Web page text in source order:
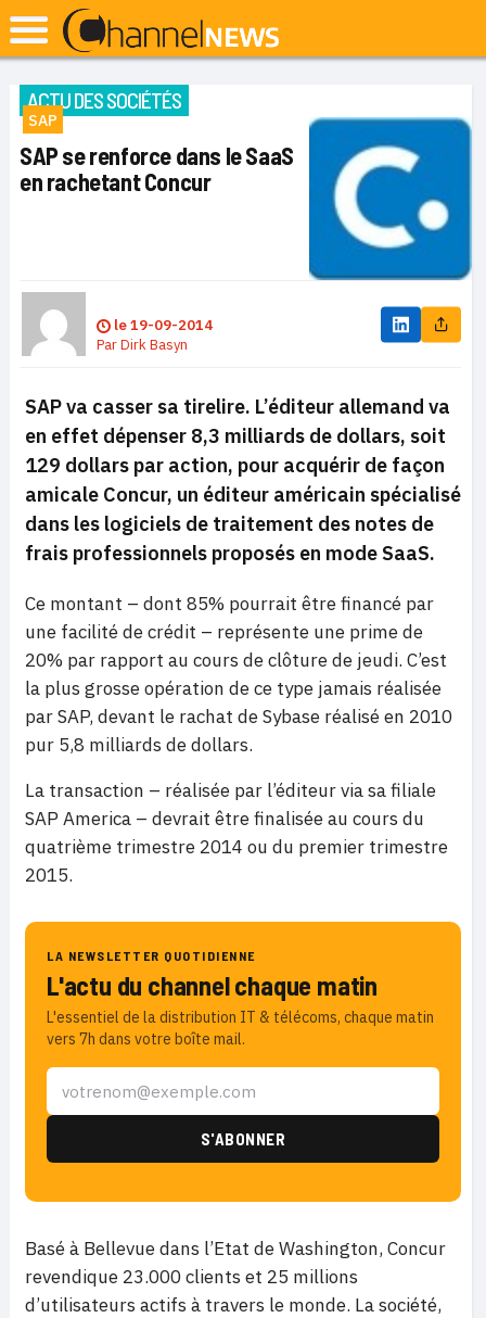
ACTU DES SOCIÉTÉS
SAP
SAP se renforce dans le SaaS
en rachetant Concur
le19-09-2014
ParDirk Basyn
SAP va casser sa tirelire. L’éditeur allemand va
en effet dépenser 8,3 milliards de dollars, soit
129 dollars par action, pour acquérir de façon
amicale Concur, un éditeur américain spécialisé
dans les logiciels de traitement des notes de
frais professionnels proposés en mode SaaS.
Ce montant – dont 85% pourrait être financé par
une facilité de crédit – représente une prime de
20% par rapport au cours de clôture de jeudi. C’est
la plus grosse opération de ce type jamais réalisée
par SAP, devant le rachat de Sybase réalisé en 2010
pur 5,8 milliards de dollars.
La transaction – réalisée par l’éditeur via sa filiale
SAP America – devrait être finalisée au cours du
quatrième trimestre 2014 ou du premier trimestre
2015.
LA NEWSLETTER QUOTIDIENNE
L'actu du channel chaque matin
L'essentiel de la distribution IT & télécoms, chaque matin
vers 7h dans votre boîte mail.
Basé à Bellevue dans l’Etat de Washington, Concur
revendique 23.000 clients et 25 millions
d’utilisateurs actifs à travers le monde. La société,